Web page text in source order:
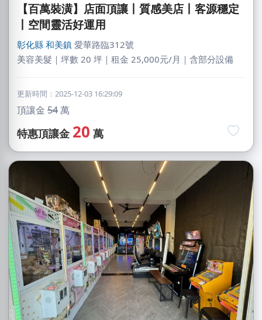
【百萬裝潢】店面頂讓丨質感美店丨客源穩定
丨空間靈活好運用
彰化縣 和美鎮 愛華路臨312號
美容美髮｜坪數 20 坪｜租金 25,000元/月｜含部分設備
更新時間：2025-12-03 16:29:09
頂讓金 54萬
特惠頂讓金 20 萬